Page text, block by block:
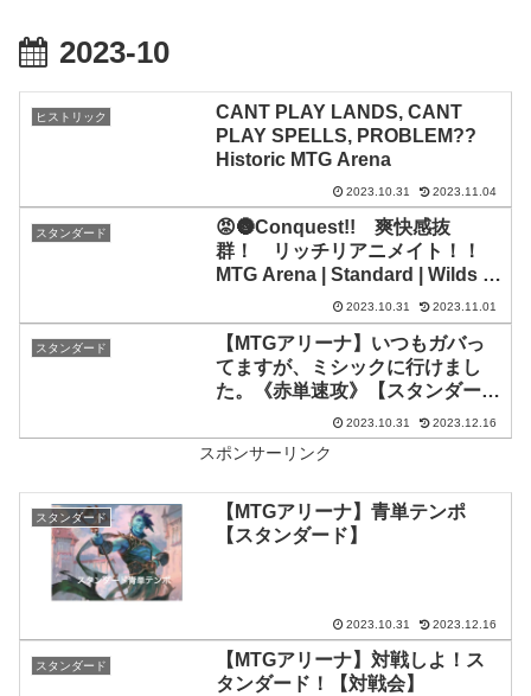
2023-10
ヒストリック
CANT PLAY LANDS, CANT
PLAY SPELLS, PROBLEM??
Historic MTG Arena
2023.10.31 2023.11.04
スタンダード
😡🌚Conquest!! 爽快感抜
群！ リッチリアニメイト！！
MTG Arena | Standard | Wilds of
2023.10.31 2023.11.01
スタンダード
【MTGアリーナ】いつもガバっ
てますが、ミシックに行けまし
た。《赤単速攻》【スタンダード
2024】【ゆっくり実況】
2023.10.31 2023.12.16
スポンサーリンク
スタンダード
【MTGアリーナ】青単テンポ
【スタンダード】
2023.10.31 2023.12.16
スタンダード
【MTGアリーナ】対戦しよ！ス
タンダード！【対戦会】